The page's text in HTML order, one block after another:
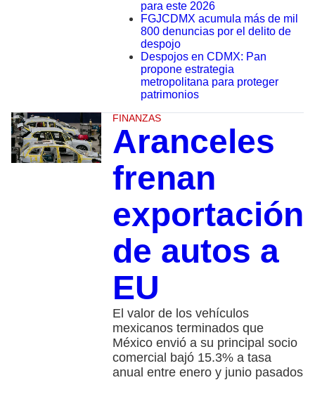
para este 2026
FGJCDMX acumula más de mil
800 denuncias por el delito de
despojo
Despojos en CDMX: Pan
propone estrategia
metropolitana para proteger
patrimonios
FINANZAS
Aranceles
frenan
exportación
de autos a
EU
El valor de los vehículos
mexicanos terminados que
México envió a su principal socio
comercial bajó 15.3% a tasa
anual entre enero y junio pasados